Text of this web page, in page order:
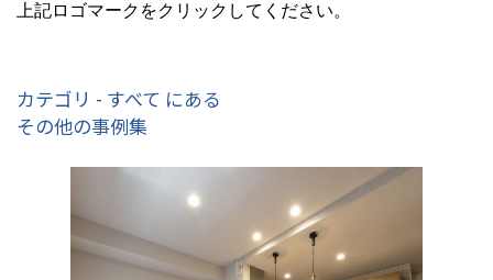
上記ロゴマークをクリックしてください。
カテゴリ - すべて にある
その他の事例集